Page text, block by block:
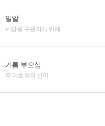
밀알
세상을 구원하기 위해
기름 부으심
주 여호와의 신이